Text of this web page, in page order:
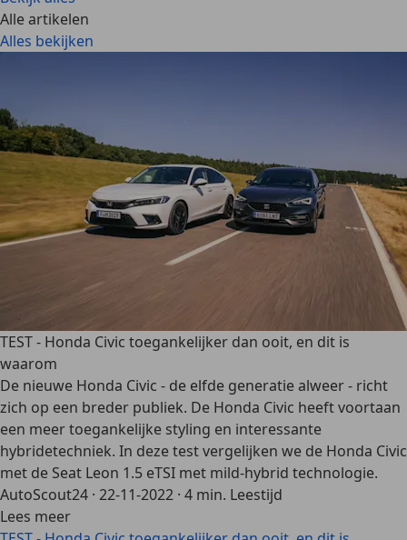
Alle artikelen
Alles bekijken
TEST - Honda Civic toegankelijker dan ooit, en dit is
waarom
De nieuwe Honda Civic - de elfde generatie alweer - richt
zich op een breder publiek. De Honda Civic heeft voortaan
een meer toegankelijke styling en interessante
hybridetechniek. In deze test vergelijken we de Honda Civic
met de Seat Leon 1.5 eTSI met mild-hybrid technologie.
AutoScout24 · 22-11-2022 · 4 min. Leestijd
Lees meer